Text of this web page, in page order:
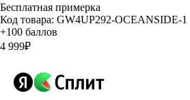
Бесплатная примерка
Код товара: GW4UP292-OCEANSIDE-1
+100 баллов
4 999₽